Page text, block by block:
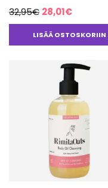
32,95€ Alkuperäinen
hinta
oli:
28,01€Nykyinen
hinta
on:
LISÄÄ OSTOSKORIIN